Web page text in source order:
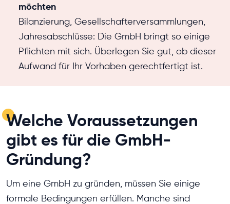
möchten
Bilanzierung, Gesellschafterversammlungen,
Jahresabschlüsse: Die GmbH bringt so einige
Pflichten mit sich. Überlegen Sie gut, ob dieser
Aufwand für Ihr Vorhaben gerechtfertigt ist.
Welche Voraussetzungen
gibt es für die GmbH-
Gründung?
Um eine GmbH zu gründen, müssen Sie einige
formale Bedingungen erfüllen. Manche sind